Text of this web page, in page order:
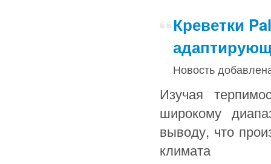
Креветки
Новость
Изучая
широкому
выводу, что
климата